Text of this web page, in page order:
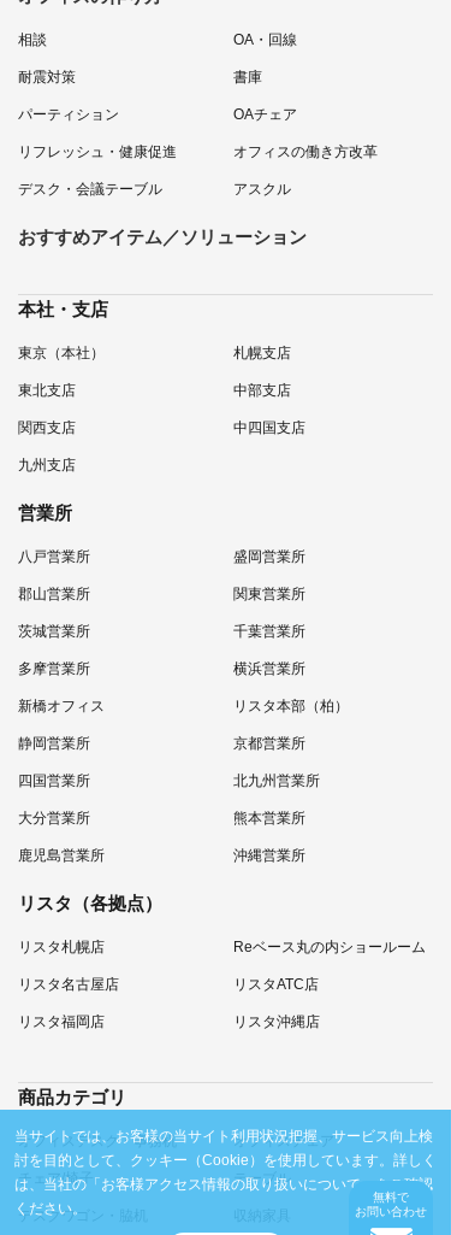
無料で
お問い合わせ
相談 OA・回線
耐震対策 書庫
パーティション OAチェア
リフレッシュ・健康促進 オフィスの働き方改革
デスク・会議テーブル アスクル
おすすめアイテム／ソリューション
本社・支店
東京（本社） 札幌支店
東北支店 中部支店
関西支店 中四国支店
九州支店
営業所
八戸営業所 盛岡営業所
郡山営業所 関東営業所
茨城営業所 千葉営業所
多摩営業所 横浜営業所
新橋オフィス リスタ本部（柏）
静岡営業所 京都営業所
四国営業所 北九州営業所
大分営業所 熊本営業所
鹿児島営業所 沖縄営業所
リスタ（各拠点）
リスタ札幌店 Reベース丸の内ショールーム
リスタ名古屋店 リスタATC店
リスタ福岡店 リスタ沖縄店
商品カテゴリ
オフィスデスク・事務机 オフィスチェア
チェア/椅子 テーブル
デスクワゴン・脇机
当サイトでは、お客様の当サイト利用状況把握、サービス向上検
討を目的として、クッキー（Cookie）を使用しています。 詳しく
は、当社の 「お客様アクセス情報の取り扱いについて」
をご確認
ください。